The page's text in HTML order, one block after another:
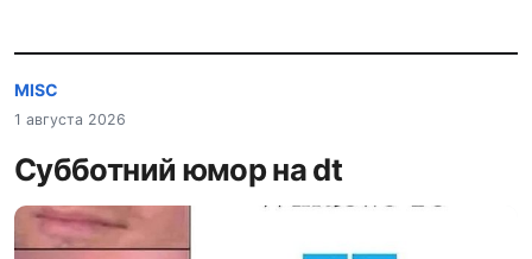
MISC
1 августа 2026
Субботний юмор на dt